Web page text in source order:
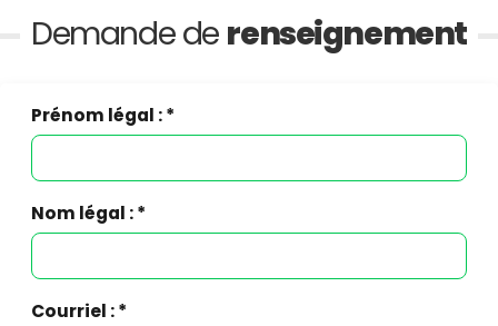
Demande de renseignement
Prénom légal : *
Nom légal : *
Courriel : *